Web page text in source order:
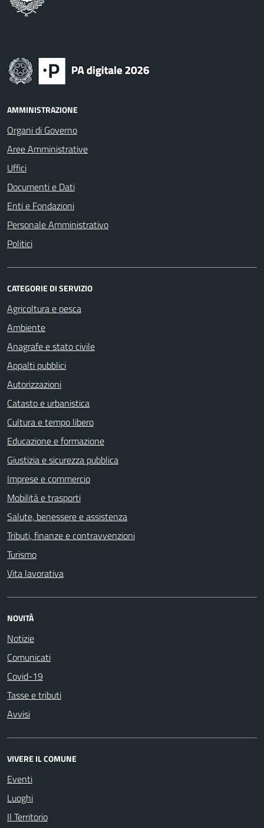
AMMINISTRAZIONE
Organi di Governo
Aree Amministrative
Uffici
Documenti e Dati
Enti e Fondazioni
Personale Amministrativo
Politici
CATEGORIE DI SERVIZIO
Agricoltura e pesca
Ambiente
Anagrafe e stato civile
Appalti pubblici
Autorizzazioni
Catasto e urbanistica
Cultura e tempo libero
Educazione e formazione
Giustizia e sicurezza pubblica
Imprese e commercio
Mobilità e trasporti
Salute, benessere e assistenza
Tributi, finanze e contravvenzioni
Turismo
Vita lavorativa
NOVITÀ
Notizie
Comunicati
Covid-19
Tasse e tributi
Avvisi
VIVERE IL COMUNE
Eventi
Luoghi
Il Territorio